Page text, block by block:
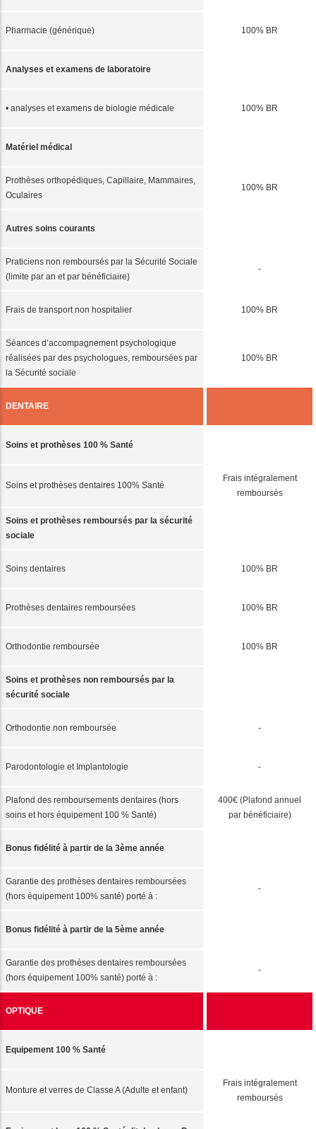
Pharmacie (générique) 100% BR
Analyses et examens de laboratoire
• analyses et examens de biologie médicale 100% BR
Matériel médical
Prothèses orthopédiques, Capillaire, Mammaires,
Oculaires
100% BR
Autres soins courants
Praticiens non remboursés par la Sécurité Sociale
(limite par an et par bénéficiaire)
-
Frais de transport non hospitalier 100% BR
Séances d’accompagnement psychologique
réalisées par des psychologues, remboursées par
la Sécurité sociale
100% BR
DENTAIRE
Soins et prothèses 100 % Santé
Soins et prothèses dentaires 100% Santé
Frais intégralement
remboursés
Soins et prothèses remboursés par la sécurité
sociale
Soins dentaires 100% BR
Prothèses dentaires remboursées 100% BR
Orthodontie remboursée 100% BR
Soins et prothèses non remboursés par la
sécurité sociale
Orthodontie non remboursée -
Parodontologie et Implantologie -
Plafond des remboursements dentaires (hors
soins et hors équipement 100 % Santé)
400€ (Plafond annuel
par bénéficiaire)
Bonus fidélité à partir de la 3ème année
Garantie des prothèses dentaires remboursées
(hors équipement 100% santé) porté à :
-
Bonus fidélité à partir de la 5ème année
Garantie des prothèses dentaires remboursées
(hors équipement 100% santé) porté à :
-
OPTIQUE
Equipement 100 % Santé
Monture et verres de Classe A (Adulte et enfant)
Frais intégralement
remboursés